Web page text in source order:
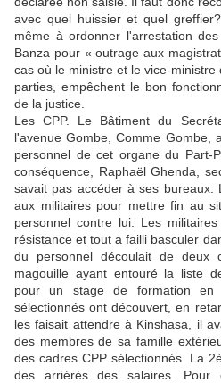
avec quel huissier et quel
même à ordonner l'arrestation
Banza pour « outrage aux
cas où le ministre et le vice-
parties, empêchent le bon
de la justice.
Les CPP. Le Bâtiment du
l'avenue Gombe, Comme Gombe,
personnel de cet organe du Part-
conséquence, Raphaël Ghenda,
savait pas accéder à ses
aux militaires pour mettre fin au
personnel contre lui. Les
résistance et tout a failli basculer
du personnel découlait de deux
magouille ayant entouré la liste
pour un stage de formation en
sélectionnés ont découvert, en
les faisait attendre à Kinshasa, il
des membres de sa famille
des cadres CPP sélectionnés. La
des arriérés des salaires. Pour